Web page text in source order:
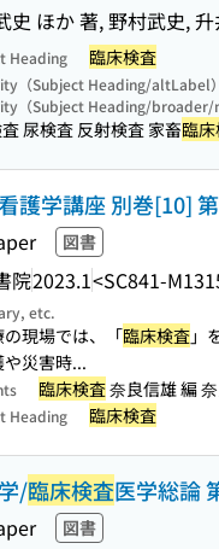
史 ほか 著, 野村武史,
Heading 臨床検査
（Subject Heading/altLabel）
（Subject Heading/broader/
尿検査 反射検査 家畜臨
護学講座 別巻[10]
図書
院2023.1<SC841-
etc.
現場では、「臨床検査」
災害時...
臨床検査奈良信雄 編
Heading 臨床検査
/臨床検査医学総論
図書